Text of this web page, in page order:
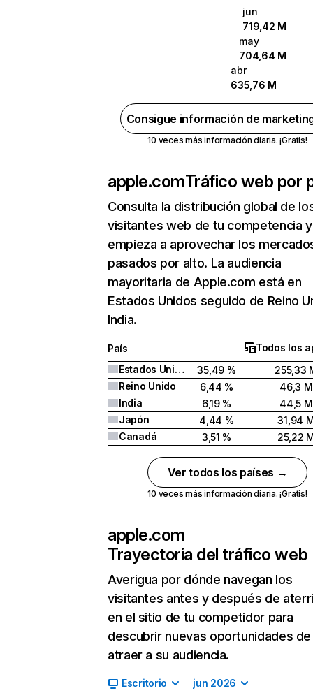
jun
719,42 M
may
704,64 M
abr
635,76 M
Consigue información de
10 veces más información diaria. ¡Gratis!
apple.comTráfico web por
Consulta la distribución global de
visitantes web de tu competencia y
empieza a aprovechar los
pasados por alto. La audiencia
mayoritaria de Apple.com está en
Estados Unidos seguido de Reino
India.
País
Todos los
Estados Unidos
35,49 %
255,33
Reino Unido
6,44 %
46,3 M
India
6,19 %
44,5 M
Japón
4,44 %
31,94
Canadá
3,51 % 25,22
Ver todos los países →
10 veces más información diaria. ¡Gratis!
apple.com
Trayectoria del tráfico web
Averigua por dónde navegan los
visitantes antes y después de
en el sitio de tu competidor para
descubrir nuevas oportunidades de
atraer a su audiencia.
Escritorio jun 2026